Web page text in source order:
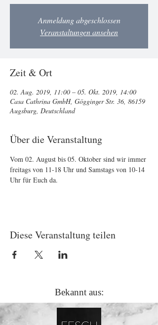
Anmeldung abgeschlossen
Veranstaltungen ansehen
Zeit & Ort
02. Aug. 2019, 11:00 – 05. Okt. 2019, 14:00
Casa Cathrina GmbH, Gögginger Str. 36, 86159
Augsburg, Deutschland
Über die Veranstaltung
Vom 02. August bis 05. Oktober sind wir immer
freitags von 11-18 Uhr und Samstags von 10-14
Uhr für Euch da.
Diese Veranstaltung teilen
Bekannt aus: